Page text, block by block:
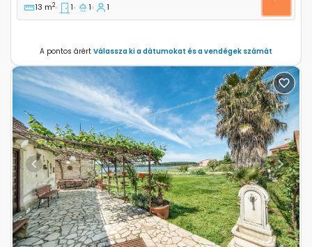
13 m2 1 1 1
A pontos árért Válassza ki a dátumokat és a vendégek számát
Previous Next